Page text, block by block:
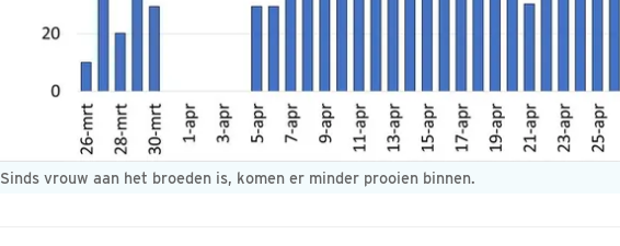
Sinds vrouw aan het broeden is, komen er minder prooien binnen.